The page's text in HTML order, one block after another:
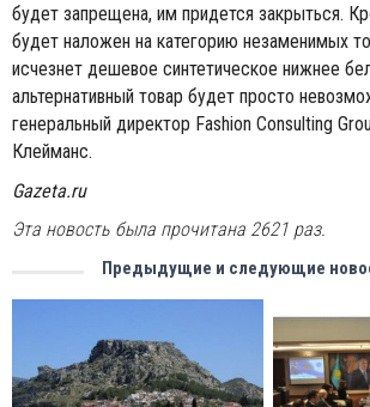
будет запрещена, им придется закрыться.
будет наложен на категорию незаменимых
исчезнет дешевое синтетическое нижнее
альтернативный товар будет просто
генеральный директор Fashion Consulting
Клейманс.
Gazeta.ru
Эта новость была прочитана 2621 раз.
Предыдущие и следующие